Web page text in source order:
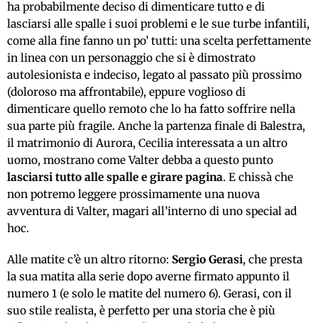
ha probabilmente deciso di dimenticare tutto e di
lasciarsi alle spalle i suoi problemi e le sue turbe infantili,
come alla fine fanno un po’ tutti: una scelta perfettamente
in linea con un personaggio che si è dimostrato
autolesionista e indeciso, legato al passato più prossimo
(doloroso ma affrontabile), eppure voglioso di
dimenticare quello remoto che lo ha fatto soffrire nella
sua parte più fragile. Anche la partenza finale di Balestra,
il matrimonio di Aurora, Cecilia interessata a un altro
uomo, mostrano come Valter debba a questo punto
lasciarsi tutto alle spalle e girare pagina. E chissà che
non potremo leggere prossimamente una nuova
avventura di Valter, magari all’interno di uno special ad
hoc.
Alle matite c’è un altro ritorno: Sergio Gerasi, che presta
la sua matita alla serie dopo averne firmato appunto il
numero 1 (e solo le matite del numero 6). Gerasi, con il
suo stile realista, è perfetto per una storia che è più